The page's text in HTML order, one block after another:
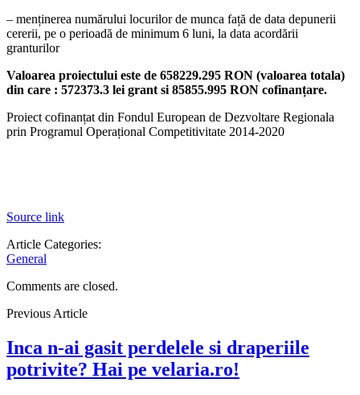
– menținerea numărului locurilor de munca față de data depunerii
cererii, pe o perioadă de minimum 6 luni, la data acordării
granturilor
Valoarea proiectului este de 658229.295 RON (valoarea totala)
din care : 572373.3 lei grant si 85855.995 RON cofinanțare.
Proiect cofinanțat din Fondul European de Dezvoltare Regionala
prin Programul Operațional Competitivitate 2014-2020
Source link
Article Categories:
General
Comments are closed.
Previous Article
Inca n-ai gasit perdelele si draperiile
potrivite? Hai pe velaria.ro!